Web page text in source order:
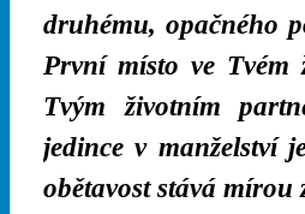
druhému, opačného
První místo ve
Tvým životním
jedince v manželství
obětavost stává mírou